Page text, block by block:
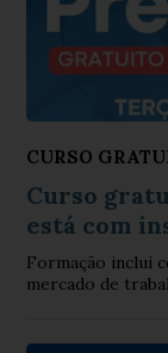
CURSO
Curso
está com
Formação inclui
mercado de